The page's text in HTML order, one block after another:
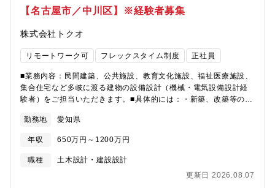
基盤があります。2018年7月にテクノプロHDに参画しました。当
時より同社は、本社がある愛知県内では歴史のある設計事務所と
して、大きな案件を入札しておりました。株式会社テクノプロ・
コンストラクション様は施工管理案件を多く携わっていたため、
安定性のある設計事務所をHDグループに参画させることで、お互
いより安定した案件の受注、経営基盤を整えられると考え、同社
に声がかかりました。同社としても、テクノプロHDに参画したこ
とで、より安定した案件受注、従業員の長期就業の安定性の確保
ができています。■同社が大事にしていること：会社を大きくし、
のことを一番大事に考えています。同社は社員一人一人が自分ら
り組みとして、社内で上長との面談の実施や資格取得のための制
度を取り入れ、社員一人一人に寄り添う経営をしています。■採用
【名古屋市／中川区】※経験者募集
株式会社トクオ
リモートワーク可 フレックスタイム制度 正社員
■業務内容：民間建築、公共施設、教育文化施設、福祉医療施設、
集合住宅など多岐に渡る建物の設備設計（機械・電気設備設計経
験者）をご担当いただきます。■具体的には：・新築、改築等の設
りまとめ・確認申請などの申請業務・工事監理・お客様との打合
せ など■魅力・特徴：・同社はフレックス制度や在宅勤務制度の
導入や年間休日数の増加など、社員が働きやすさを向上させる取
り組みを積極的に導入しております。・近年は、民間施設の企
への展開も進めていきます。民間建築、公共施設・教育文化施
勤務地 愛知県
年収 650万円～1200万円
職種
土木設計・建設設計
更新日 2026.08.07